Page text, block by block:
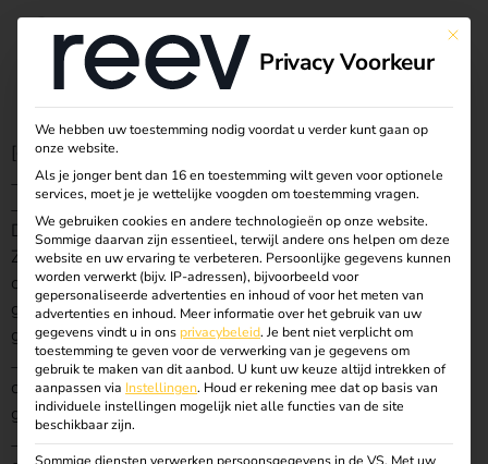
Opladen in
parkeergarages
[et_pb_section fb_built=”1″ _builder_version=”4.27.0″
_dynamic_attributes=”background_image”
_module_preset=”default” background_image=”@ET-
DC@eyJkeW5hbWljIjp0cnVlLCJjb250ZW50IjoicG9zdF9m
ZWF0dXJlZF9pbWFnZSIsInNldHRpbmdzIjp7fX0=@”
custom_padding=”0px||0px||true|false”
global_module=”315149″ saved_tabs=”all” locked=”off”
global_colors_info=”{}”][et_pb_row
_builder_version=”4.27.0″ _module_preset=”default”
custom_padding=”0px||0px||true|false” locked=”off”
global_colors_info=”{}”][et_pb_column type=”4_4″
_builder_version=”4.27.0″ _module_preset=”default”
This
Privacy Voorkeur
We hebben uw toestemming nodig voordat u verder kunt gaan op
onze website.
Als je jonger bent dan 16 en toestemming wilt geven voor optionele
services, moet je je wettelijke voogden om toestemming vragen.
We gebruiken cookies en andere technologieën op onze website.
Sommige daarvan zijn essentieel, terwijl andere ons helpen om deze
website en uw ervaring te verbeteren. Persoonlijke gegevens kunnen
worden verwerkt (bijv. IP-adressen), bijvoorbeeld voor
gepersonaliseerde advertenties en inhoud of voor het meten van
advertenties en inhoud. Meer informatie over het gebruik van uw
gegevens vindt u in ons privacybeleid. Je bent niet verplicht om
toestemming te geven voor de verwerking van je gegevens om
gebruik te maken van dit aanbod. U kunt uw keuze altijd intrekken of
aanpassen via Instellingen. Houd er rekening mee dat op basis van
individuele instellingen mogelijk niet alle functies van de site
beschikbaar zijn.